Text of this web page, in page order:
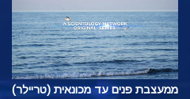
ממעצבת פנים עד מכונאית (טריילר)